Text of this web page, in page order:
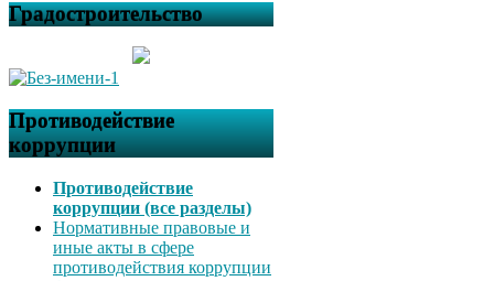
Градостроительство
Противодействие
коррупции
Противодействие
коррупции (все разделы)
Нормативные правовые и
иные акты в сфере
противодействия коррупции